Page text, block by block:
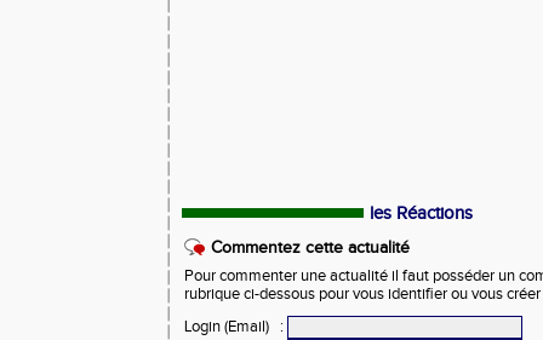
les Réactions
Commentez cette actualité
Pour commenter une actualité il faut posséder un
rubrique ci-dessous pour vous identifier ou vous
Login (Email)
: